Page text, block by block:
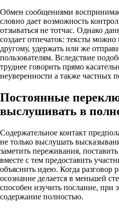
Обмен сообщениями
словно дает возможность
отзываться не тотчас. Однако
создает отпечаток: тексты
другому, удержать или же
пользователям. Вследствие
труднее говорить прямо
неуверенности а также частных
Постоянные
выслушивать в
Содержательное контакт
не только выслушать
заметить переживания,
вместе с тем предоставить
объяснить идею. Когда разговор
осознание делается в меньшей
способен изучить послание, при
содержание полностью.